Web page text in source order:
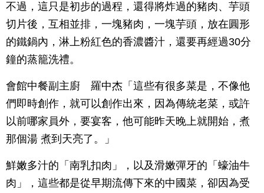
不過，這只是初步的過程，還得將炸過的豬肉、芋頭
切片後，互相並排，一塊豬肉，一塊芋頭，放在圓形
的鐵鍋內，淋上粉紅色的香濃醬汁，還要再經過30分
鐘的蒸籠洗禮。
會館中餐副主廚 羅中杰「這些有很多菜是，不像他
們即時創作，就可以創作出來，因為傳統老菜，或許
以前哪家員外，要宴客，他可能昨天晚上就開始，煮
那個湯 煮到天亮了。」
鮮嫩多汁的「南乳扣肉」，以及滑嫩彈牙的「蠔油牛
肉」，這些都是從早期流傳下來的中國菜，卻因為受